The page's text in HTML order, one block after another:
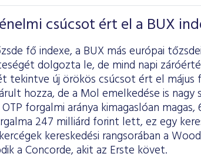
csúcsot ért el a BUX
fő indexe, a BUX más európai
dolgozta le, de mind napi
tekintve új örökös csúcsot ért el május
hozza, de a Mol emelkedése is
forgalmi aránya kimagaslóan
247 milliárd forint lett, ez egy
kereskedési rangsorában a
a Concorde, akit az Erste követ.